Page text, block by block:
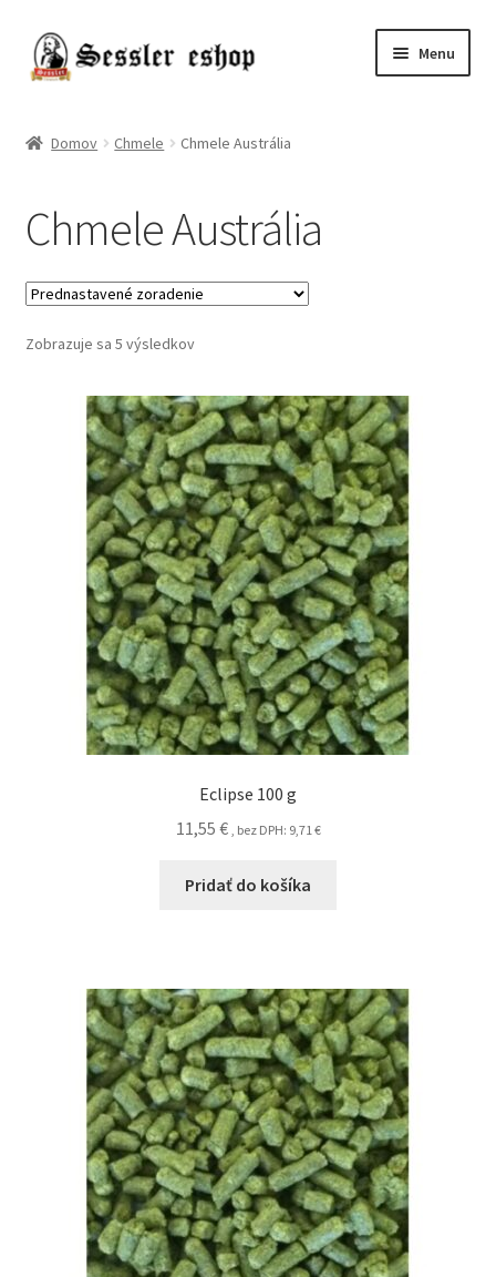
Menu
Slady
Pivo
Príslušenstvo
Destiláty
Poukazy
Domov Chmele Chmele Austrália
Chmele Austrália
Zobrazuje sa 5 výsledkov
Eclipse 100 g
11,55 € , bez DPH: 9,71 €
Pridať do košíka